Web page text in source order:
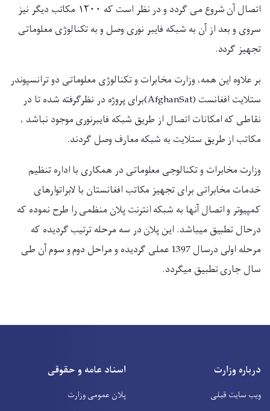
اتصال آن شروع می گردد و در نظر است که ۱۲۰۰ مکاتب دیگر نیز
سروی و بعد از آن به شبکه فایبر نوری وصل و به تکنالوژی معلوماتی
تجهیز گردد.
بر علاوه این همه، وزارت مخابرات و تکنالوژی معلوماتی دو ترانسپوندر
ستلایت افغانست (AfghanSat)برای پروژه در نظرگرفته شده تا در
نقاطی که امکانات اتصال از طریق شبکه فایبرنوری موجود نباشد ،
مکاتب از طریق ستلایت به شبکه معارف وصل گردند.
وزارت مخابرات و تکنالوجی معلوماتی در همکاری با اداره تنظیم
خدمات مخابراتی برای تجهیز مکاتب افغانستان با لابراتوارهای
کمپیوتر و اتصال آنها به شبکه انترنت پلان منظمی را طرح نموده که
درحال تطبیق میباشد. این پلان در سه مرحله ترتیب گردیده که
مرحله اولی درسال 1397 عملی گردیده و مراحل دوم و سوم آن طی
سال جاری تطبیق میگردد.
درباره وزارت
ویب سایت قبلی
اسناد عامه و حقوقی
پلان عمومی وزارت